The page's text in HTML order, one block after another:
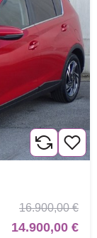
16.900,00 €
14.900,00 €